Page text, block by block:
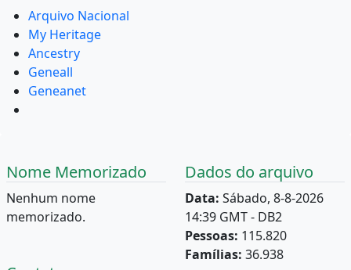
Arquivo Nacional
My Heritage
Ancestry
Geneall
Geneanet
Nome Memorizado
Nenhum nome
memorizado.
Dados do arquivo
Data: Sábado, 8-8-2026
14:39 GMT - DB2
Pessoas: 115.820
Famílias: 36.938